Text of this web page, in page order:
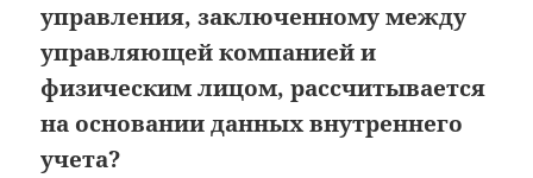
управления, заключенному между
управляющей компанией и
физическим лицом, рассчитывается
на основании данных внутреннего
учета?